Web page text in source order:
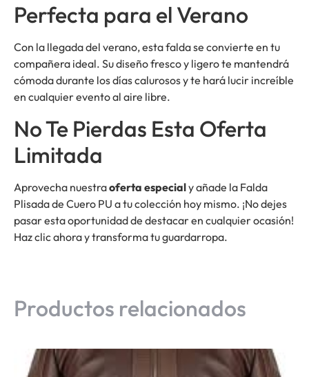
Perfecta para el Verano
Con la llegada del verano, esta falda se convierte en tu
compañera ideal. Su diseño fresco y ligero te mantendrá
cómoda durante los días calurosos y te hará lucir increíble
en cualquier evento al aire libre.
No Te Pierdas Esta Oferta
Limitada
Aprovecha nuestraoferta especialy añade la Falda
Plisada de Cuero PU a tu colección hoy mismo. ¡No dejes
pasar esta oportunidad de destacar en cualquier ocasión!
Haz clic ahora y transforma tu guardarropa.
Productos relacionados